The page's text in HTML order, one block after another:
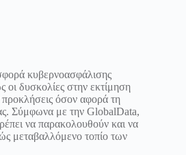
κυβερνοασφάλισης
οι δυσκολίες στην εκτίμηση
όσον αφορά τη
Σύμφωνα με την GlobalData,
να παρακολουθούν και να
μεταβαλλόμενο τοπίο των